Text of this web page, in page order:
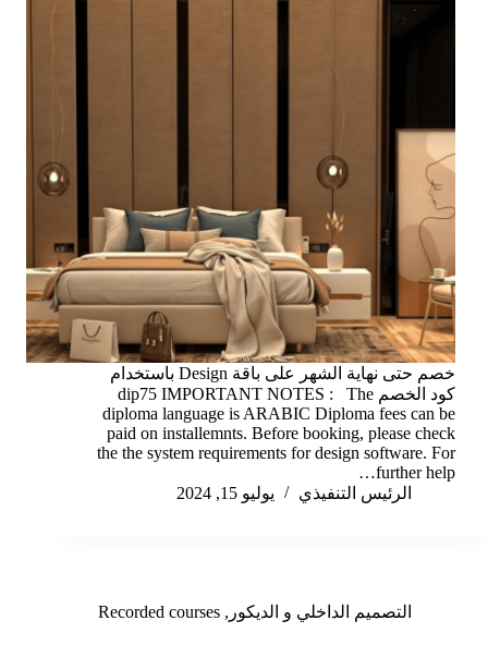
خصم حتى نهاية الشهر على باقة Design باستخدام
كود الخصم dip75 IMPORTANT NOTES : The
diploma language is ARABIC Diploma fees can be
paid on installemnts. Before booking, please check
the the system requirements for design software. For
further help…
الرئيس التنفيذي
يوليو 15, 2024
التصميم الداخلي و الديكور ,
Recorded courses